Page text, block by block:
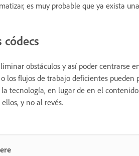
es muy probable que ya exista
obstáculos y así poder centrarse
flujos de trabajo deficientes pueden
tecnología, en lugar de en el
y no al revés.